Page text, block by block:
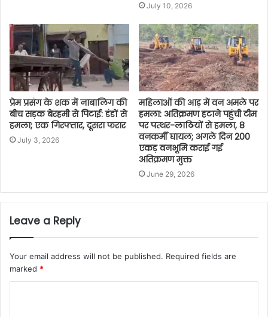
July 10, 2026
प्रेम प्रसंग के शक में नाबालिग की
बीच सड़क बेरहमी से पिटाई: डंडों से
हमला; एक गिरफ्तार, दूसरा फरार
July 3, 2026
महिलाओं की आड़ में वन अमले पर
हमला: अतिक्रमण हटाने पहुंची टीम
पर पत्थर-लाठियों से हमला, 8
वनकर्मी घायल; अगले दिन 200
एकड़ वनभूमि कराई गई
अतिक्रमण मुक्त
June 29, 2026
Leave a Reply
Your email address will not be published. Required fields are
marked *